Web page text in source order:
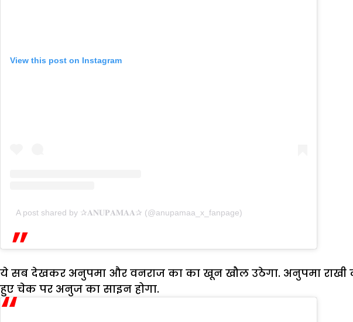
View this post on Instagram
A post shared by ✰𝐀𝐍𝐔𝐏𝐀𝐌𝐀𝐀✰ (@anupamaa_x_fanpage)
ये सब देखकर अनुपमा और वनराज का का खून खौल उठेगा. अनुपमा राखी
हुए चेक पर अनुज का साइन होगा.